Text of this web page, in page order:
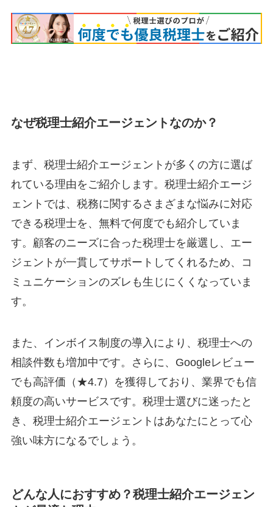
なぜ税理士紹介エージェントなのか？
まず、税理士紹介エージェントが多くの方に選ば
れている理由をご紹介します。税理士紹介エージ
ェントでは、税務に関するさまざまな悩みに対応
できる税理士を、無料で何度でも紹介していま
す。顧客のニーズに合った税理士を厳選し、エー
ジェントが一貫してサポートしてくれるため、コ
ミュニケーションのズレも生じにくくなっていま
す。
また、インボイス制度の導入により、税理士への
相談件数も増加中です。さらに、Googleレビュー
でも高評価（★4.7）を獲得しており、業界でも信
頼度の高いサービスです。税理士選びに迷ったと
き、税理士紹介エージェントはあなたにとって心
強い味方になるでしょう。
どんな人におすすめ？税理士紹介エージェン